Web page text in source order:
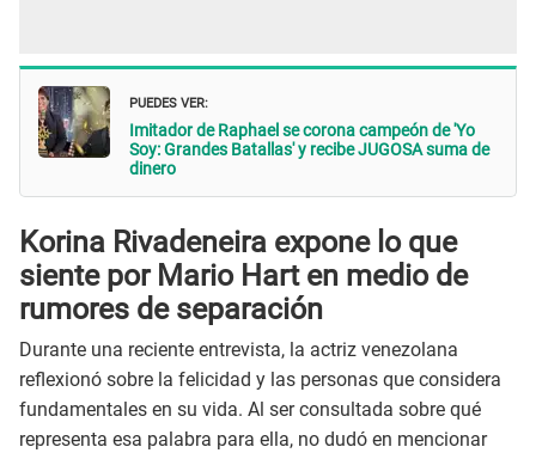
PUEDES VER:
Imitador de Raphael se corona campeón de 'Yo
Soy: Grandes Batallas' y recibe JUGOSA suma de
dinero
Korina Rivadeneira expone lo que
siente por Mario Hart en medio de
rumores de separación
Durante una reciente entrevista, la actriz venezolana
reflexionó sobre la felicidad y las personas que considera
fundamentales en su vida. Al ser consultada sobre qué
representa esa palabra para ella, no dudó en mencionar